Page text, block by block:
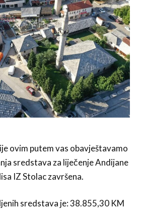
ovim putem vas obavještavamo
sredstava za liječenje Andijane
IZ Stolac završena.
sredstava je: 38.855,30 KM